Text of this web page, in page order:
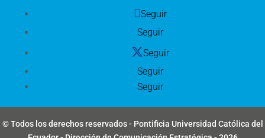
Seguir
Seguir
Seguir
Seguir
Seguir
© Todos los derechos reservados - Pontificia Universidad Católica del